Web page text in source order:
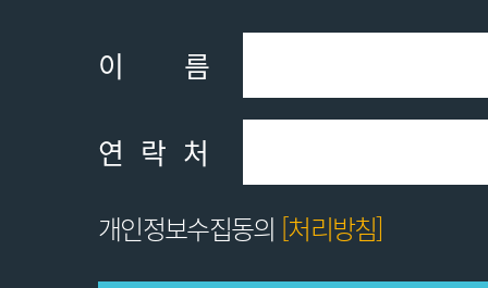
이름
연락처
개인정보수집동의 [처리방침]